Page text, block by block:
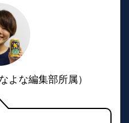
よな編集部所属）